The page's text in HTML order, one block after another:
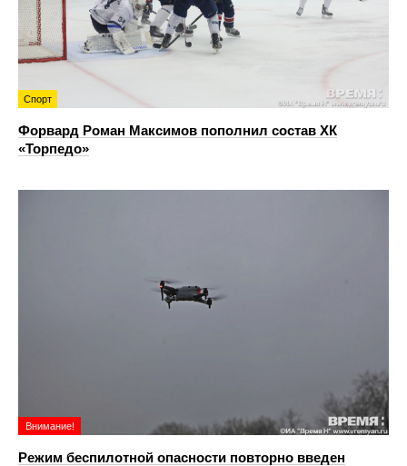
Спорт
Форвард Роман Максимов пополнил состав ХК
«Торпедо»
Внимание!
Режим беспилотной опасности повторно введен